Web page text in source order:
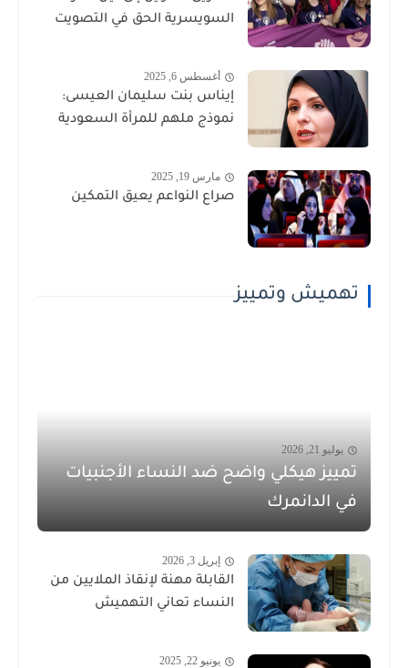
السويسرية الحق في التصويت
أغسطس 6, 2025
إيناس بنت سليمان العيسى:
نموذج ملهم للمرأة السعودية
مارس 19, 2025
صراع النواعم يعيق التمكين
تهميش وتمييز
يوليو 21, 2026
تمييز هيكلي واضح ضد النساء الأجنبيات
في الدانمرك
إبريل 3, 2026
القابلة مهنة لإنقاذ الملايين من
النساء تعاني التهميش
يونيو 22, 2025